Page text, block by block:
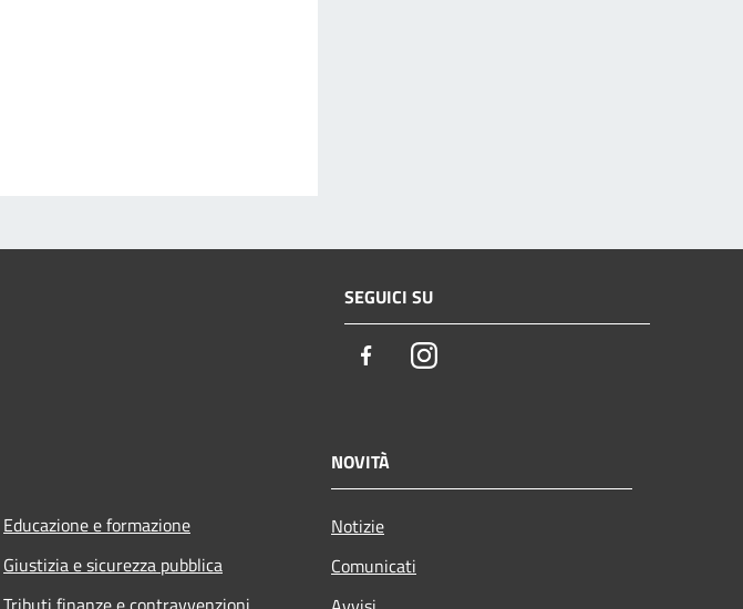
SEGUICI SU
FacebookInstagram
Educazione e formazione
Giustizia e sicurezza pubblica
NOVITÀ
Notizie
Comunicati